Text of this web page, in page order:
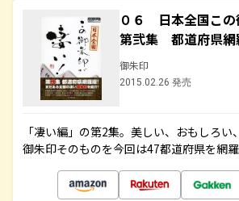
０６ 日本全国こ
第弐集 都道府県網
御朱印
2015.02.26 発売
「凄い編」の第2集。美しい、おもしろい
御朱印そのものを今回は47都道府県を網羅